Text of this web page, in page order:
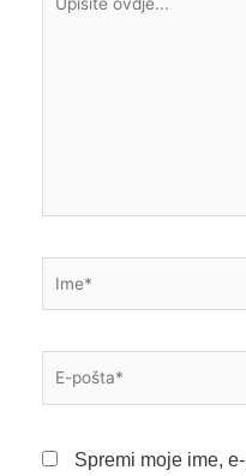
ovdje...
pošta*
Spremi moje ime,